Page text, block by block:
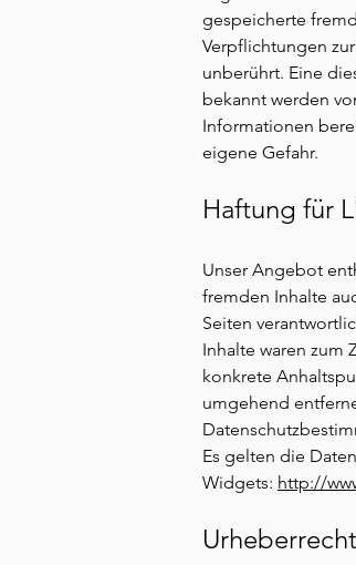
gespeicherte
Verpflichtungen
unberührt. Eine
bekannt werden
Informationen
eigene Gefahr.
Haftung für
Unser Angebot
fremden Inhalte
Seiten
Inhalte waren zum
konkrete
umgehend
Es gelten die
Widgets: http://
Urheberrecht